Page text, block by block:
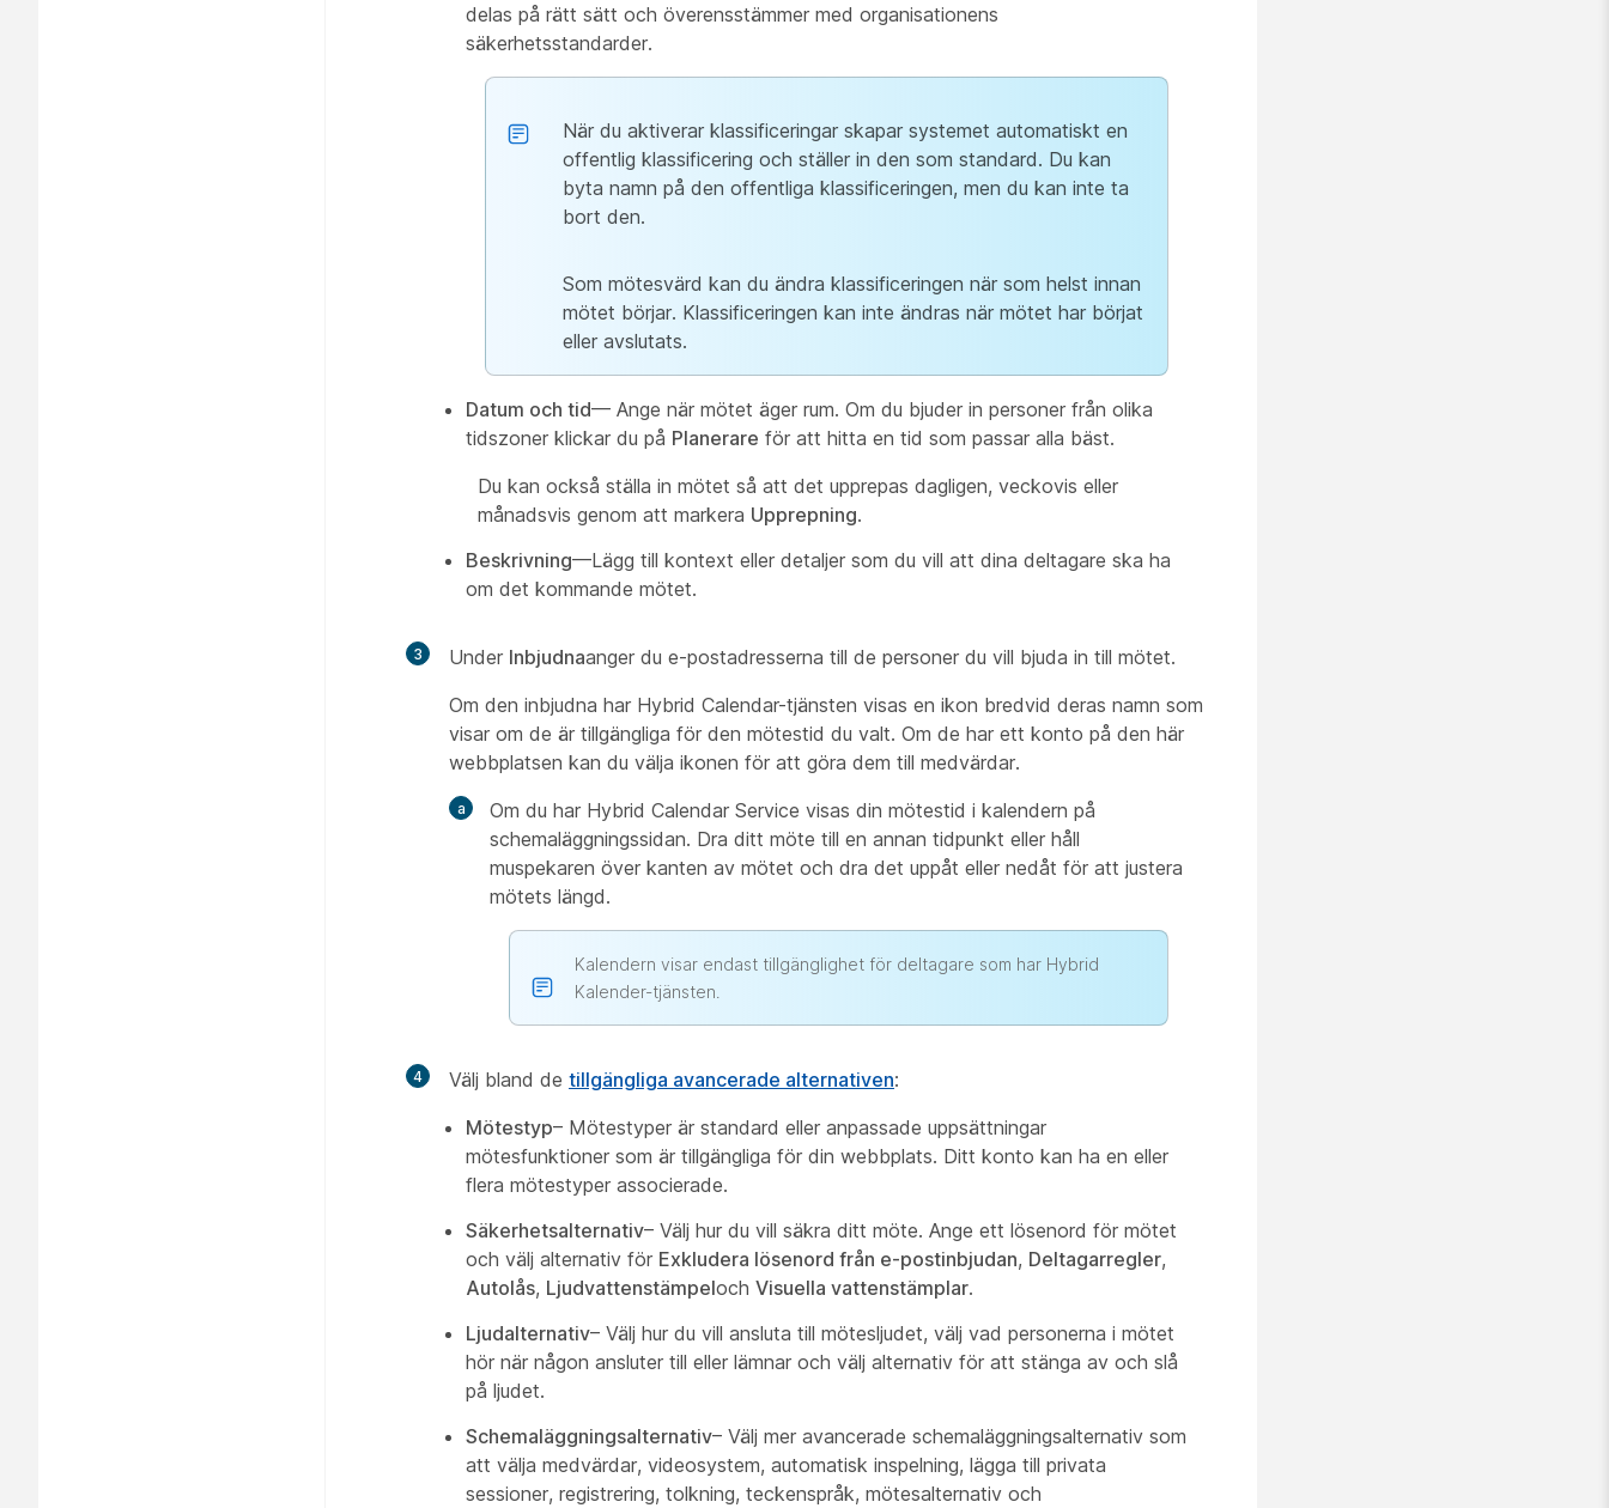
delas på rätt sätt och överensstämmer med organisationens
säkerhetsstandarder.
När du aktiverar klassificeringar skapar systemet automatiskt en
offentlig klassificering och ställer in den som standard. Du kan
byta namn på den offentliga klassificeringen, men du kan inte ta
bort den.
Som mötesvärd kan du ändra klassificeringen när som helst innan
mötet börjar. Klassificeringen kan inte ändras när mötet har börjat
eller avslutats.
Datum och tid— Ange när mötet äger rum. Om du bjuder in personer från olika
tidszoner klickar du på Planerare för att hitta en tid som passar alla bäst.
Du kan också ställa in mötet så att det upprepas dagligen, veckovis eller
månadsvis genom att markera Upprepning.
Beskrivning—Lägg till kontext eller detaljer som du vill att dina deltagare ska ha
om det kommande mötet.
3 Under Inbjudnaanger du e-postadresserna till de personer du vill bjuda in till mötet.
Om den inbjudna har Hybrid Calendar-tjänsten visas en ikon bredvid deras namn som
visar om de är tillgängliga för den mötestid du valt. Om de har ett konto på den här
webbplatsen kan du välja ikonen för att göra dem till medvärdar.
Om du har Hybrid Calendar Service visas din mötestid i kalendern på
schemaläggningssidan. Dra ditt möte till en annan tidpunkt eller håll
muspekaren över kanten av mötet och dra det uppåt eller nedåt för att justera
mötets längd.
Kalendern visar endast tillgänglighet för deltagare som har Hybrid
Kalender-tjänsten.
4 Välj bland de tillgängliga avancerade alternativen:
Mötestyp– Mötestyper är standard eller anpassade uppsättningar
mötesfunktioner som är tillgängliga för din webbplats. Ditt konto kan ha en eller
flera mötestyper associerade.
Säkerhetsalternativ– Välj hur du vill säkra ditt möte. Ange ett lösenord för mötet
och välj alternativ för Exkludera lösenord från e-postinbjudan, Deltagarregler,
Autolås, Ljudvattenstämpeloch Visuella vattenstämplar.
Ljudalternativ– Välj hur du vill ansluta till mötesljudet, välj vad personerna i mötet
hör när någon ansluter till eller lämnar och välj alternativ för att stänga av och slå
på ljudet.
Schemaläggningsalternativ– Välj mer avancerade schemaläggningsalternativ som
att välja medvärdar, videosystem, automatisk inspelning, lägga till privata
sessioner, registrering, tolkning, teckenspråk, mötesalternativ och